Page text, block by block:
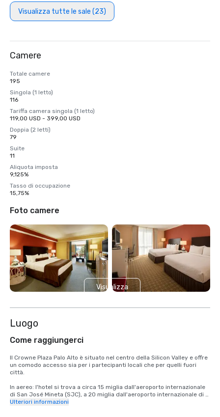
Visualizza tutte le sale (23)
Camere
Totale camere
195
Singola (1 letto)
116
Tariffa camera singola (1 letto)
119,00 USD - 399,00 USD
Doppia (2 letti)
79
Suite
11
Aliquota imposta
9,125%
Tasso di occupazione
15,75%
Foto camere
Visualizza
Luogo
Come raggiungerci
Il Crowne Plaza Palo Alto è situato nel centro della Silicon Valley e offre
un comodo accesso sia per i partecipanti locali che per quelli fuori
città.
In aereo: l'hotel si trova a circa 15 miglia dall'aeroporto internazionale
di San José Mineta (SJC), a 20 miglia dall'aeroporto internazionale di
San Francisco (SFO) e a 40 miglia dall'aeroporto internazionale di
Ulteriori informazioni